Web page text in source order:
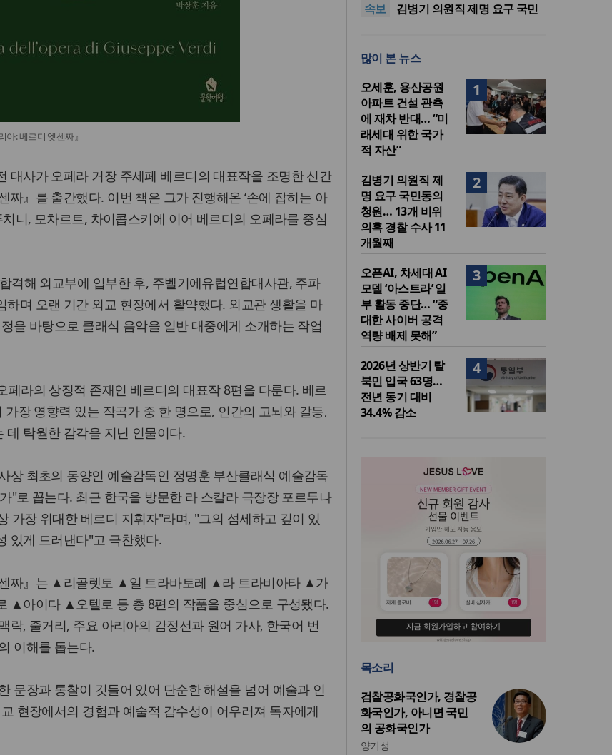
아: 베르디 엣센짜』
대사가 오페라 거장 주세페 베르디의 대표작을 조명한 신간
짜』를 출간했다. 이번 책은 그가 진행해온 ‘손에 잡히는 아
니, 모차르트, 차이콥스키에 이어 베르디의 오페라를 중심
격해 외교부에 입부한 후, 주벨기에유럽연합대사관, 주파
하며 오랜 기간 외교 현장에서 활약했다. 외교관 생활을 마
을 바탕으로 클래식 음악을 일반 대중에게 소개하는 작업
페라의 상징적 존재인 베르디의 대표작 8편을 다룬다. 베르
장 영향력 있는 작곡가 중 한 명으로, 인간의 고뇌와 갈등,
데 탁월한 감각을 지닌 인물이다.
상 최초의 동양인 예술감독인 정명훈 부산클래식 예술감독
"로 꼽는다. 최근 한국을 방문한 라 스칼라 극장장 포르투나
가장 위대한 베르디 지휘자"라며, "그의 섬세하고 깊이 있
있게 드러낸다"고 극찬했다.
센짜』는 ▲리골렛토 ▲일 트라바토레 ▲라 트라비아타 ▲가
▲아이다 ▲오텔로 등 총 8편의 작품을 중심으로 구성됐다.
락, 줄거리, 주요 아리아의 감정선과 원어 가사, 한국어 번
이해를 돕는다.
문장과 통찰이 깃들어 있어 단순한 해설을 넘어 예술과 인
현장에서의 경험과 예술적 감수성이 어우러져 독자에게
속보
소
라’ 일부 활동 중단… “중대한 사
김병기 의원직 제명 요구 국민
위한 국가적 자산”
퀴어서적 ‘별도 부스’ 마련 조치
2026년 상반기 탈북민 입국 63
명… 전년 동기 대비 34.4% 감
소
많이 본 뉴스
1
오세훈, 용산공원
아파트 건설 관측
에 재차 반대… “미
래세대 위한 국가
적 자산”
2
김병기 의원직 제
명 요구 국민동의
청원… 13개 비위
의혹 경찰 수사 11
개월째
3
오픈AI, 차세대 AI
모델 ‘아스트라’ 일
부 활동 중단… “중
대한 사이버 공격
역량 배제 못해”
4
2026년 상반기 탈
북민 입국 63명…
전년 동기 대비
34.4% 감소
목소리
검찰공화국인가, 경찰공
화국인가, 아니면 국민
의 공화국인가
양기성